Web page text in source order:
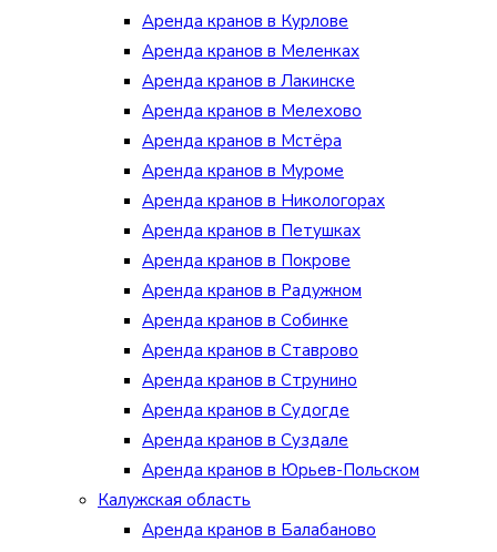
Аренда кранов в Курлове
Аренда кранов в Меленках
Аренда кранов в Лакинске
Аренда кранов в Мелехово
Аренда кранов в Мстёра
Аренда кранов в Муроме
Аренда кранов в Никологорах
Аренда кранов в Петушках
Аренда кранов в Покрове
Аренда кранов в Радужном
Аренда кранов в Собинке
Аренда кранов в Ставрово
Аренда кранов в Струнино
Аренда кранов в Судогде
Аренда кранов в Суздале
Аренда кранов в Юрьев-Польском
Калужская область
Аренда кранов в Балабаново